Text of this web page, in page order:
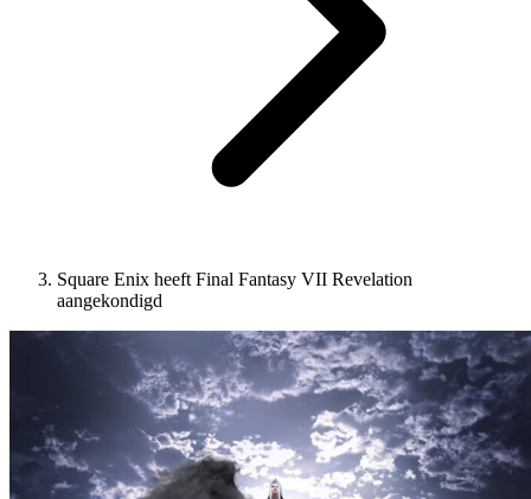
Square Enix heeft Final Fantasy VII Revelation
aangekondigd